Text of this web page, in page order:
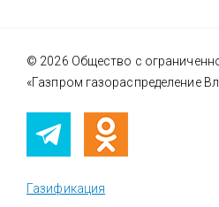
© 2026 Общество с
«Газпром газораспределение
Газификация